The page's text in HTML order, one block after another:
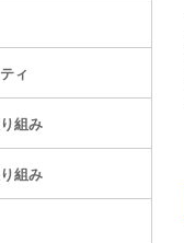
ィ
組み
組み